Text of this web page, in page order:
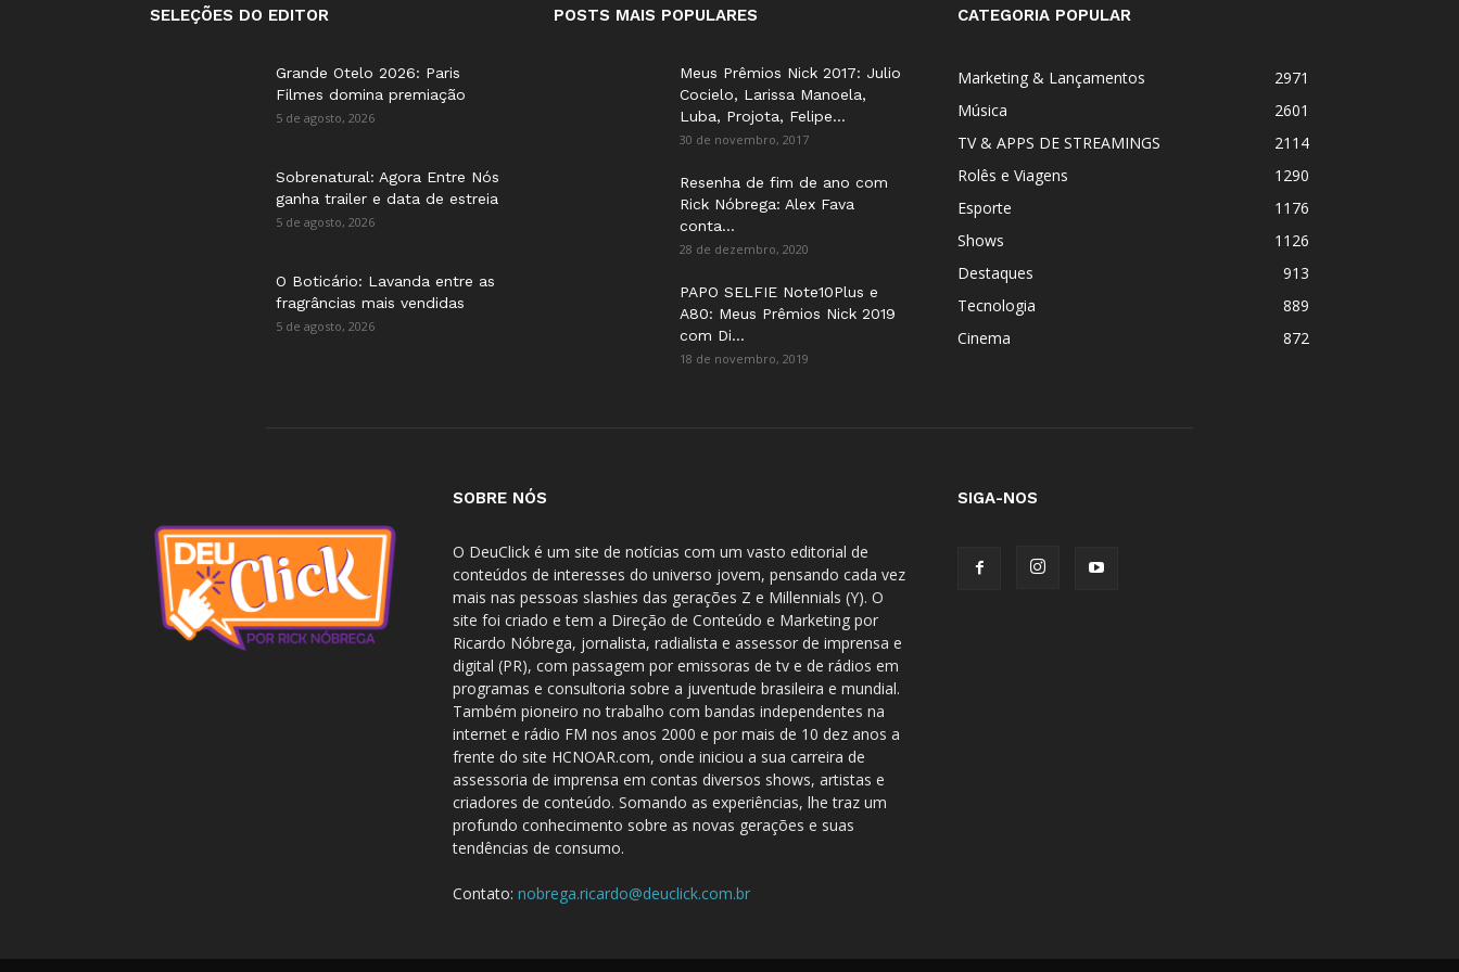
SELEÇÕES DO EDITOR
Grande Otelo 2026: Paris
Filmes domina premiação
5 de agosto, 2026
Sobrenatural: Agora Entre Nós
ganha trailer e data de estreia
5 de agosto, 2026
O Boticário: Lavanda entre as
fragrâncias mais vendidas
5 de agosto, 2026
POSTS MAIS POPULARES
Meus Prêmios Nick 2017: Julio
Cocielo, Larissa Manoela,
Luba, Projota, Felipe...
30 de novembro, 2017
Resenha de fim de ano com
Rick Nóbrega: Alex Fava
conta...
28 de dezembro, 2020
PAPO SELFIE Note10Plus e
A80: Meus Prêmios Nick 2019
com Di...
18 de novembro, 2019
CATEGORIA POPULAR
Marketing & Lançamentos
2971
Música
2601
TV & APPS DE STREAMINGS
2114
Rolês e Viagens
1290
Esporte
1176
Shows
1126
Destaques
913
Tecnologia
889
Cinema
872
SOBRE NÓS
O DeuClick é um site de notícias com um vasto editorial de
conteúdos de interesses do universo jovem, pensando cada vez
mais nas pessoas slashies das gerações Z e Millennials (Y). O
site foi criado e tem a Direção de Conteúdo e Marketing por
Ricardo Nóbrega, jornalista, radialista e assessor de imprensa e
digital (PR), com passagem por emissoras de tv e de rádios em
programas e consultoria sobre a juventude brasileira e mundial.
Também pioneiro no trabalho com bandas independentes na
internet e rádio FM nos anos 2000 e por mais de 10 dez anos a
frente do site HCNOAR.com, onde iniciou a sua carreira de
assessoria de imprensa em contas diversos shows, artistas e
criadores de conteúdo. Somando as experiências, lhe traz um
profundo conhecimento sobre as novas gerações e suas
tendências de consumo.
Contato: nobrega.ricardo@deuclick.com.br
SIGA-NOS